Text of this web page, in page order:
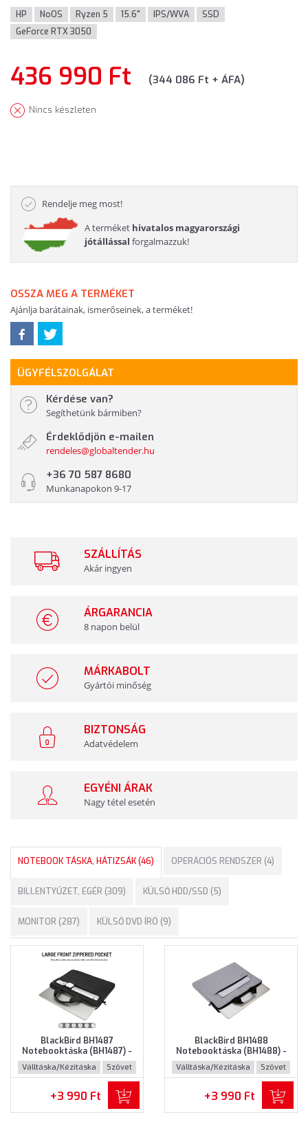
HP NoOS Ryzen 5 15.6" IPS/WVA
SSD
GeForce RTX 3050
436 990 Ft (344 086 Ft + ÁFA)
Nincs készleten
Rendelje meg most!
A terméket hivatalos magyarországi
jótállással forgalmazzuk!
OSSZA MEG A TERMÉKET
Ajánlja barátainak, ismerőseinek, a terméket!
ÜGYFÉLSZOLGÁLAT
Kérdése van?
Segíthetünk bármiben?
Érdeklődjön e-mailen
rendeles@globaltender.hu
+36 70 587 8680
Munkanapokon 9-17
SZÁLLÍTÁS
Akár ingyen
ÁRGARANCIA
8 napon belül
MÁRKABOLT
Gyártói minőség
BIZTONSÁG
Adatvédelem
EGYÉNI ÁRAK
Nagy tétel esetén
NOTEBOOK TÁSKA, HÁTIZSÁK (46) OPERÁCIÓS RENDSZER (4)
BILLENTYŰZET, EGÉR (309) KÜLSŐ HDD/SSD (5)
MONITOR (287) KÜLSŐ DVD ÍRÓ (9)
BlackBird BH1487
Notebooktáska (BH1487) -
Maximum 15.6" méretű
notebookokhoz - Fekete
színben
Válltáska/Kézitáska Szövet
+3 990 Ft
BlackBird BH1488
Notebooktáska (BH1488) -
Maximum 15.6" méretű
notebookokhoz - Szürke
színben
Válltáska/Kézitáska Szövet
+3 990 Ft